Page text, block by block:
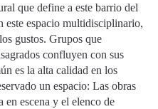
que define a este barrio del
este espacio multidisciplinario,
gustos. Grupos que
confluyen con sus
es la alta calidad en los
un espacio: Las obras
en escena y el elenco de